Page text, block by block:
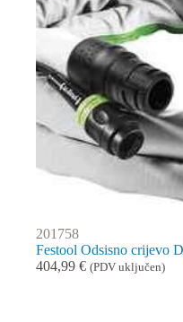
201758
Festool Odsisno crijevo
404,99 € (PDV uključen)